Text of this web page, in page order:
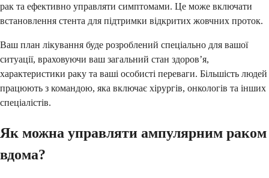
рак та ефективно управляти симптомами. Це може включати
встановлення стента для підтримки відкритих жовчних проток.
Ваш план лікування буде розроблений спеціально для вашої
ситуації, враховуючи ваш загальний стан здоров’я,
характеристики раку та ваші особисті переваги. Більшість людей
працюють з командою, яка включає хірургів, онкологів та інших
спеціалістів.
Як можна управляти ампулярним раком
вдома?